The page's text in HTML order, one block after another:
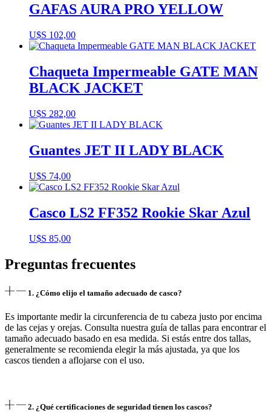
GAFAS AURA PRO YELLOW
U$S 102,00
Chaqueta Impermeable GATE MAN
BLACK JACKET
U$S 282,00
Guantes JET II LADY BLACK
U$S 74,00
Casco LS2 FF352 Rookie Skar Azul
U$S 85,00
Preguntas frecuentes
1. ¿Cómo elijo el tamaño adecuado de casco?
Es importante medir la circunferencia de tu cabeza justo por encima
de las cejas y orejas. Consulta nuestra guía de tallas para encontrar el
tamaño adecuado basado en esa medida. Si estás entre dos tallas,
generalmente se recomienda elegir la más ajustada, ya que los
cascos tienden a aflojarse con el uso.
2. ¿Qué certificaciones de seguridad tienen los cascos?